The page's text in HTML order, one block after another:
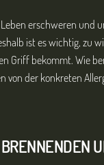
erschweren und
ist es wichtig, zu
Griff bekommt. Wie
von der konkreten